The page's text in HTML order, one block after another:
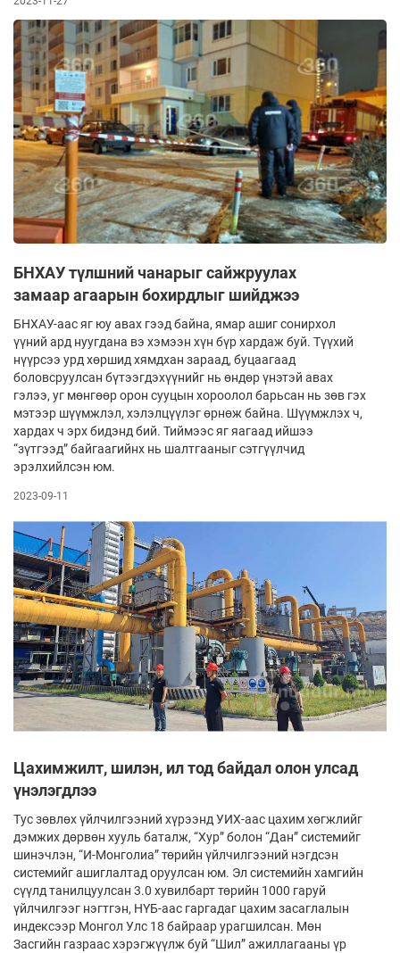
БНХАУ түлшний чанарыг сайжруулах
замаар агаарын бохирдлыг шийджээ
БНХАУ-аас яг юу авах гээд байна, ямар ашиг сонирхол
үүний ард нуугдана вэ хэмээн хүн бүр хардаж буй. Түүхий
нүүрсээ урд хөршид хямдхан зараад, буцаагаад
боловсруулсан бүтээгдэхүүнийг нь өндөр үнэтэй авах
гэлээ, уг мөнгөөр орон сууцын хороолол барьсан нь зөв гэх
мэтээр шүүмжлэл, хэлэлцүүлэг өрнөж байна. Шүүмжлэх ч,
хардах ч эрх бидэнд бий. Тиймээс яг яагаад ийшээ
“зүтгээд” байгаагийнх нь шалтгааныг сэтгүүлчид
эрэлхийлсэн юм.
2023-09-11
Цахимжилт, шилэн, ил тод байдал олон улсад
үнэлэгдлээ
Тус зөвлөх үйлчилгээний хүрээнд УИХ-аас цахим хөгжлийг
дэмжих дөрвөн хууль баталж, “Хур” болон “Дан” системийг
шинэчлэн, “И-Монголиа” төрийн үйлчилгээний нэгдсэн
системийг ашиглалтад оруулсан юм. Эл системийн хамгийн
сүүлд танилцуулсан 3.0 хувилбарт төрийн 1000 гаруй
үйлчилгээг нэгтгэн, НҮБ-аас гаргадаг цахим засаглалын
индексээр Монгол Улс 18 байраар урагшилсан. Мөн
Засгийн газраас хэрэгжүүлж буй “Шил” ажиллагааны үр